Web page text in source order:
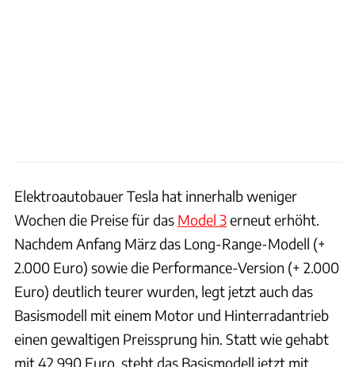
Elektroautobauer Tesla hat innerhalb weniger
Wochen die Preise für das Model 3erneut erhöht.
Nachdem Anfang März das Long-Range-Modell (+
2.000 Euro) sowie die Performance-Version (+ 2.000
Euro) deutlich teurer wurden, legt jetzt auch das
Basismodell mit einem Motor und Hinterradantrieb
einen gewaltigen Preissprung hin. Statt wie gehabt
mit 42.990 Euro, steht das Basismodell jetzt mit